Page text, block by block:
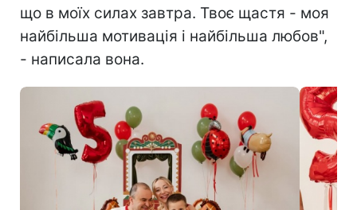
що в моїх силах завтра. Твоє щастя - моя
найбільша мотивація і найбільша любов",
- написала вона.